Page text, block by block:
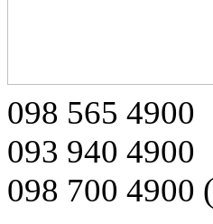
098 565 4900
093 940 4900
098 700 4900